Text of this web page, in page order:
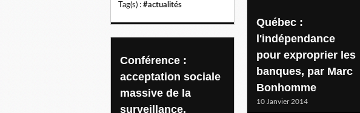
Tag(s) : #actualités
Québec :
l'indépendance
pour exproprier les
banques, par Marc
Bonhomme
10 Janvier 2014
Conférence :
acceptation sociale
massive de la
surveillance,